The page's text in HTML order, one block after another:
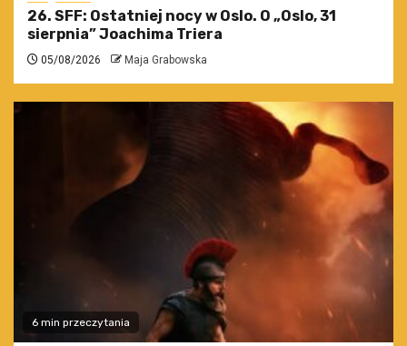
26. SFF: Ostatniej nocy w Oslo. O „Oslo, 31
sierpnia” Joachima Triera
05/08/2026 Maja Grabowska
6 min przeczytania